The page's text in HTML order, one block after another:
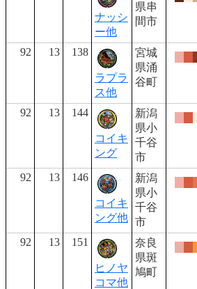
ナッシ
ー他
県串
間市
92 13 138
ラプラ
ス他
宮城
県涌
谷町
92 13 144
コイキ
ング
新潟
県小
千谷
市
92
13 146
コイキ
ング他
新潟
県小
千谷
市
92
13 151
ヒノヤ
コマ他
奈良
県斑
鳩町